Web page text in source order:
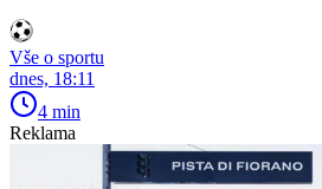
Vše o sportu
dnes, 18:11
4 min
Reklama